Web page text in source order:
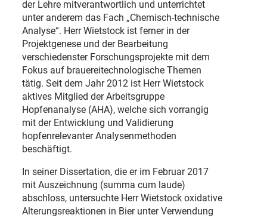
der Lehre mitverantwortlich und unterrichtet
unter anderem das Fach „Chemisch-technische
Analyse“. Herr Wietstock ist ferner in der
Projektgenese und der Bearbeitung
verschiedenster Forschungsprojekte mit dem
Fokus auf brauereitechnologische Themen
tätig. Seit dem Jahr 2012 ist Herr Wietstock
aktives Mitglied der Arbeitsgruppe
Hopfenanalyse (AHA), welche sich vorrangig
mit der Entwicklung und Validierung
hopfenrelevanter Analysenmethoden
beschäftigt.
In seiner Dissertation, die er im Februar 2017
mit Auszeichnung (summa cum laude)
abschloss, untersuchte Herr Wietstock oxidative
Alterungsreaktionen in Bier unter Verwendung